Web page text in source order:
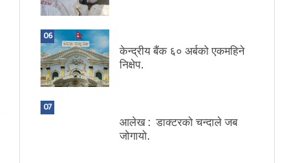
06
केन्द्रीय बैंक ६० अर्बको एकमहिने
निक्षेप.
07
आलेख : डाक्टरको चन्दाले जब
जोगायो.